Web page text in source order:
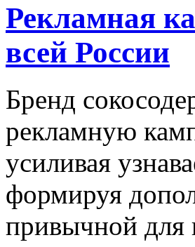
Рекламная
всей России
Бренд
рекламную
усиливая
формируя
привычной для